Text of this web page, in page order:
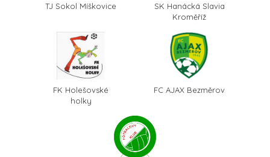
TJ Sokol Míškovice
SK Hanácká Slavia
Kroměříž
FK Holešovské
holky
FC AJAX Bezměrov